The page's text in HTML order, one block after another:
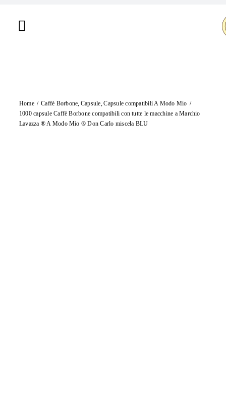
contenutoToggle
Shop
Home Caffè Borbone Capsule Capsule compatibili A Modo Mio
1000 capsule Caffè Borbone compatibili con tutte le macchine a Marchio
Lavazza ® A Modo Mio ® Don Carlo miscela BLU